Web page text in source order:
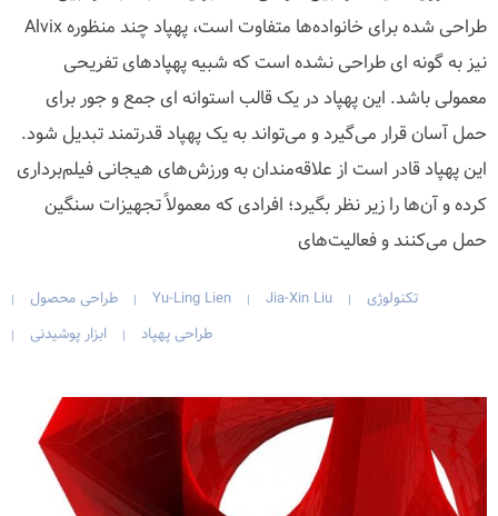
طراحی شده برای خانواده‌ها متفاوت است، پهپاد چند منظوره Alvix
نیز به گونه ای طراحی نشده است که شبیه پهپادهای تفریحی
معمولی باشد. این پهپاد در یک قالب استوانه ای جمع و جور برای
حمل آسان قرار می‌گیرد و می‌تواند به یک پهپاد قدرتمند تبدیل شود.
این پهپاد قادر است از علاقه‌مندان به ورزش‌های هیجانی فیلم‌برداری
کرده و آن‌ها را زیر نظر بگیرد؛ افرادی که معمولاً تجهیزات سنگین
حمل می‌کنند و فعالیت‌های
تکنولوژی |
Jia-Xin Liu
|
Yu-Ling Lien
| طراحی محصول |
طراحی پهپاد | ابزار پوشیدنی |